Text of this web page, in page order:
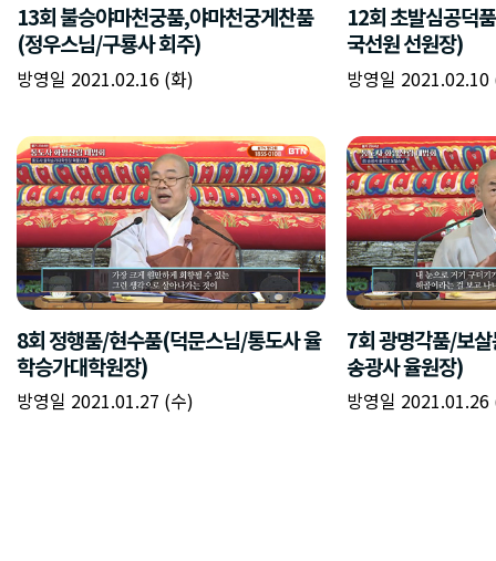
13회 불승야마천궁품,야마천궁게찬품
(정우스님/구룡사 회주)
방영일 2021.02.16 (화)
12회 초발심공덕
국선원 선원장)
방영일 2021.02.10
8회 정행품/현수품(덕문스님/통도사 율
학승가대학원장)
방영일 2021.01.27 (수)
7회 광명각품/보
송광사 율원장)
방영일 2021.01.26